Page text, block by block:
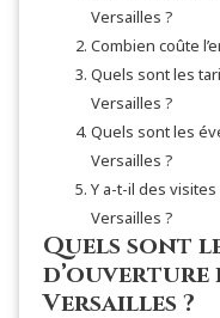
Versailles ?
Combien coûte
Quels sont les
Versailles ?
Quels sont les
Versailles ?
Y a-t-il des
Versailles ?
Quels sont
d’ouverture
Versailles ?